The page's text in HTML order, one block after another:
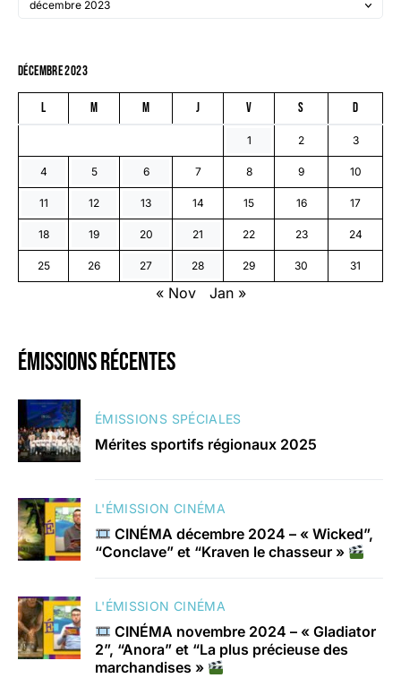
décembre 2023
L M M J V S D
1 2 3
4 5 6 7 8 9 10
11 12 13 14 15 16 17
18 19 20 21 22 23 24
25 26 27 28 29 30 31
« Nov Jan »
émissions récentes
ÉMISSIONS SPÉCIALES
Mérites sportifs régionaux 2025
L'ÉMISSION CINÉMA
CINÉMA décembre 2024 – « Wicked”,
“Conclave” et “Kraven le chasseur »
L'ÉMISSION CINÉMA
CINÉMA novembre 2024 – « Gladiator
2”, “Anora” et “La plus précieuse des
marchandises »